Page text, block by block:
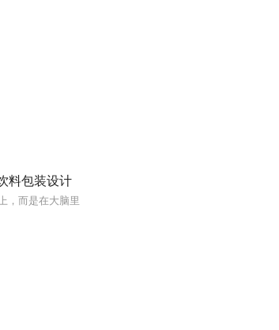
料包装设计
，而是在大脑里